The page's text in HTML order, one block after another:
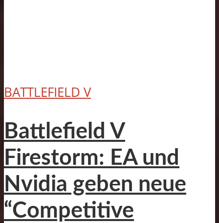
BATTLEFIELD V
Battlefield V
Firestorm: EA und
Nvidia geben neue
“Competitive